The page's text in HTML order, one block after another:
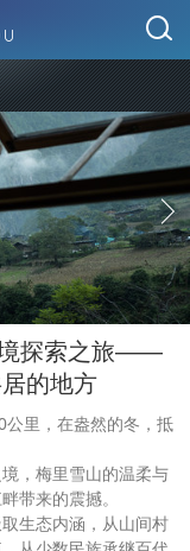
境探索之旅——
的地方
公里，在盎然的冬，抵
，梅里雪山的温柔与
带来的震撼。
生态内涵，从山间村